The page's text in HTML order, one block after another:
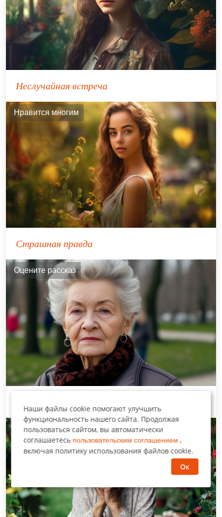
Неслучайная встреча
Нравится многим
Страшная правда
Оцените рассказ
Набирает популярность
Наши файлы cookie помогают улучшить
функциональность нашего сайта. Продолжая
пользоваться сайтом, вы автоматически
соглашаетесь пользовательским соглашением ,
включая политику использования файлов cookie.
Ок